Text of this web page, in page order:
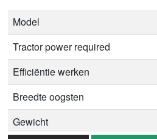
Model
Tractor power required
Efficiëntie werken
Breedte oogsten
Gewicht